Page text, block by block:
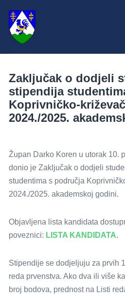
Zaključak o dodjeli
stipendija
Koprivničko-
2024./2025.
Župan Darko Koren u utorak 10.
donio je Zaključak o dodjeli
studentima s područja
2024./2025. akademskoj godini.
Objavljena lista kandidata
poveznici: LISTA KANDIDATA.
Stipendije se dodjeljuju za prvih
reda prvenstva. Ako dva ili više
broj bodova, prednost na Listi